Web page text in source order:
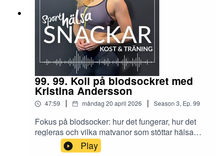
99. 99. Koll på blodsockret med
Kristina Andersson
47:59 | måndag 20 april 2026 | Season 3, Ep.99
Fokus på blodsocker: hur det fungerar, hur det
regleras och vilka matvanor som stöttar hälsa
och viktkontroll.Play